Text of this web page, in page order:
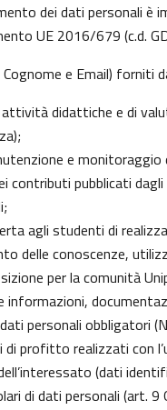
dei dati personali è
UE 2016/679 (c.d.
Cognome e Email)
didattiche e di
e monitoraggio
contributi pubblicati
agli studenti di
delle conoscenze,
per la comunità
informazioni,
personali obbligatori
di profitto realizzati con
(dati
di dati personali (art. 9